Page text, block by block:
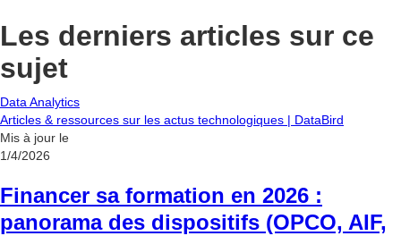
Les derniers articles sur ce
sujet
Data Analytics
Articles & ressources sur les actus technologiques | DataBird
Mis à jour le
1/4/2026
Financer sa formation en 2026 :
panorama des dispositifs (OPCO, AIF,